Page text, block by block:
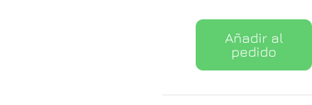
20,39 €.
cantidad
Añadir al
pedido